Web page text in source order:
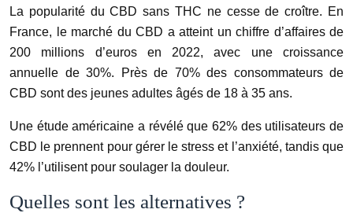
La popularité du CBD sans THC ne cesse de croître. En
France, le marché du CBD a atteint un chiffre d’affaires de
200 millions d’euros en 2022, avec une croissance
annuelle de 30%. Près de 70% des consommateurs de
CBD sont des jeunes adultes âgés de 18 à 35 ans.
Une étude américaine a révélé que 62% des utilisateurs de
CBD le prennent pour gérer le stress et l’anxiété, tandis que
42% l’utilisent pour soulager la douleur.
Quelles sont les alternatives ?